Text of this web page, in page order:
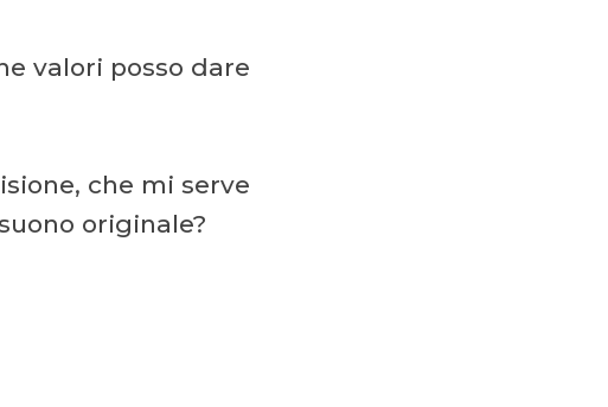
valori posso dare
che mi serve
originale?